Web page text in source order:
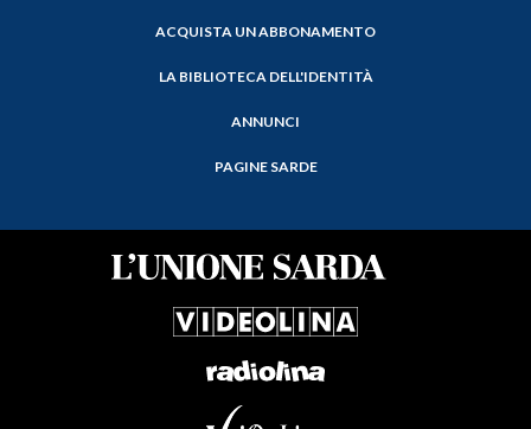
ACQUISTA UN ABBONAMENTO
LA BIBLIOTECA DELL'IDENTITÀ
ANNUNCI
PAGINE SARDE